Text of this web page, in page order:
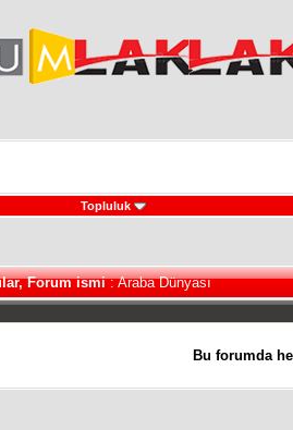
Topluluk
Forum ismi: Araba Dünyası
Bu forumda